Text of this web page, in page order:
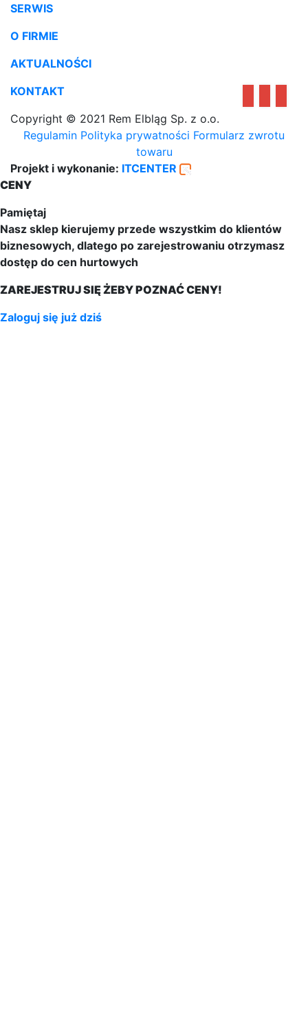
SERWIS
O FIRMIE
AKTUALNOŚCI
KONTAKT
Copyright © 2021 Rem Elbląg Sp. z o.o.
Regulamin Polityka prywatności Formularz zwrotu
towaru
Projekt i wykonanie: ITCENTER
CENY
Pamiętaj
Nasz sklep kierujemy przede wszystkim do klientów
biznesowych, dlatego po zarejestrowaniu otrzymasz
dostęp do cen hurtowych
ZAREJESTRUJ SIĘ ŻEBY POZNAĆ CENY!
Zaloguj się już dziś